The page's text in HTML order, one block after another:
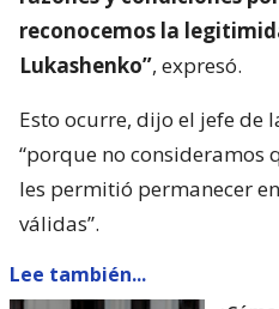
reconocemos la
Lukashenko”, expresó.
Esto ocurre, dijo el jefe de
“porque no consideramos
les permitió permanecer
válidas”.
Lee también...